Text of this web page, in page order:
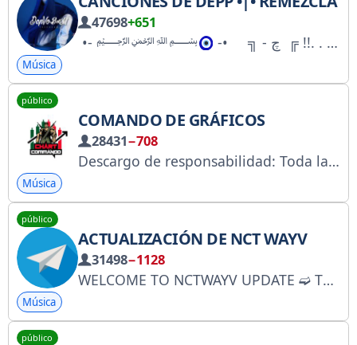
47698+651
‌‌ ‌•‌‌- ﷽
Música
público
COMANDO DE GRÁFICOS
28431−708
Descargo de responsabilidad: Toda la información y los gráficos se proporcionan únicamente con fines educativos. Solo se permite operar en modo demo. No soy analista registrado en SEBI. Para consultas: https://bit.ly/3PKOCZ3 Detalles de registro: bit.ly/4uM3iK1
Música
público
ACTUALIZACIÓN DE NCT WAYV
31498−1128
WELCOME TO NCTWAYV UPDATE ➫ This channel is daily Schedule & Update all about NCTWAYV ➫ WANT TO PAID PROMOTE & COMPLAINT ?? @Gyuram8808 ➫ INFO CHANNEL ALL @CHANNELINFOUPDATE ➫ ADM
Música
público